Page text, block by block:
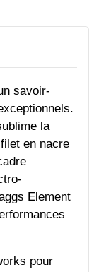
savoir-
la
en nacre
Element
pour